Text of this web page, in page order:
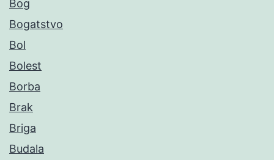
Bog
Bogatstvo
Bol
Bolest
Borba
Brak
Briga
Budala